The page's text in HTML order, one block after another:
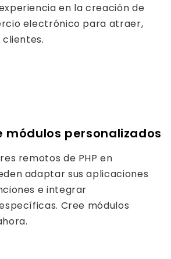
en la creación de
electrónico para atraer,
módulos personalizados
remotos de PHP en
adaptar sus aplicaciones
e integrar
Cree módulos